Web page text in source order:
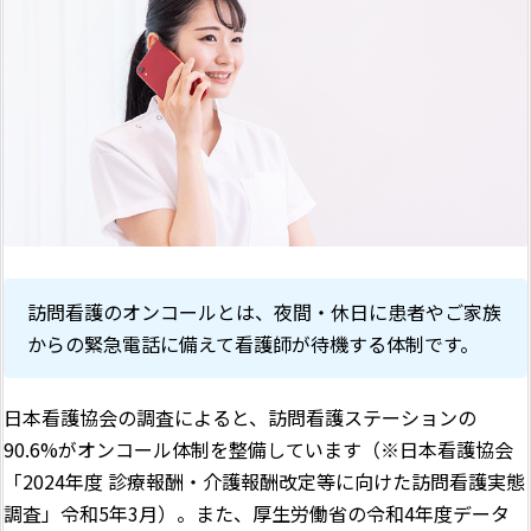
訪問看護のオンコールとは、夜間・休日に患者やご家族
からの緊急電話に備えて看護師が待機する体制です。
日本看護協会の調査によると、訪問看護ステーションの
90.6%がオンコール体制を整備しています（※日本看護協会
「2024年度 診療報酬・介護報酬改定等に向けた訪問看護実態
調査」令和5年3月）。また、厚生労働省の令和4年度データ